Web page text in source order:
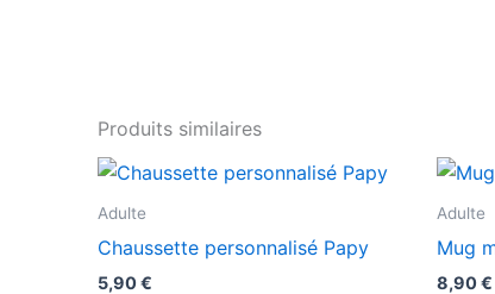
Produits similaires
Adulte
Chaussette personnalisé Papy
5,90€
Ce
plusieurs
Adulte
Mug
8,90€